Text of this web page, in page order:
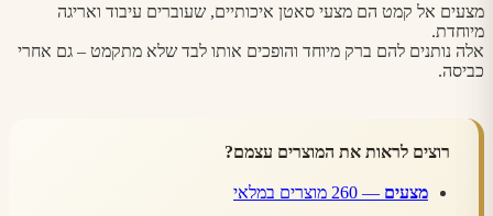
מצעים אל קמט הם מצעי סאטן איכותיים, שעוברים עיבוד ואריגה
מיוחדת.
אלה נותנים להם ברק מיוחד והופכים אותו לבד שלא מתקמט – גם אחרי
כביסה.
רוצים לראות את המוצרים עצמם?
מצעים — 260 מוצרים במלאי